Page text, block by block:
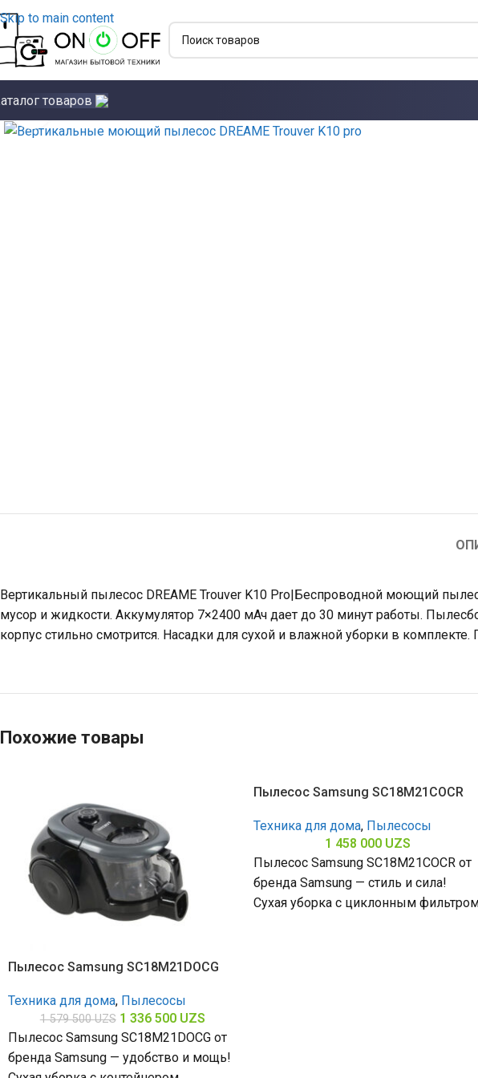
Skip to main content
товаров
Click to enlarge
Вертикальный пылесос DREAME Trouver K10 Pro|Беспроводной моющий
мусор и жидкости. Аккумулятор 7×2400 мАч дает до 30 минут работы.
корпус стильно смотрится. Насадки для сухой и влажной уборки в комплекте.
Похожие товары
Пылесос Samsung SC18M21DOCG
Техника для дома, Пылесосы
1 579 500UZS 1 336 500 UZS
Пылесос Samsung SC18M21DOCG от
бренда Samsung — удобство и мощь!
Пылесос Samsung SC18M21COCR
Техника для дома, Пылесосы
1 458 000 UZS
Пылесос Samsung SC18M21COCR от
бренда Samsung — стиль и сила!
Сухая уборка с циклонным